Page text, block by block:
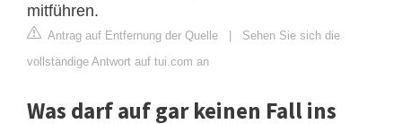
mitführen.
Antrag auf Entfernung der Quelle | Sehen Sie sich die
vollständige Antwort auf tui.com an
Was darf auf gar keinen Fall ins